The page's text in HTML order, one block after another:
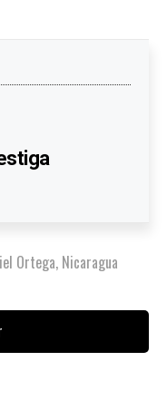
Ortega, Nicaragua